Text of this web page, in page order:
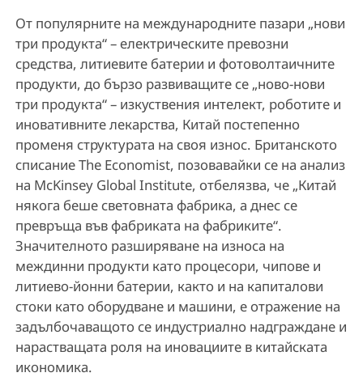
От популярните на международните пазари „нови
три продукта“ – електрическите превозни
средства, литиевите батерии и фотоволтаичните
продукти, до бързо развиващите се „ново-нови
три продукта“ – изкуствения интелект, роботите и
иновативните лекарства, Китай постепенно
променя структурата на своя износ. Британското
списание The Economist, позовавайки се на анализ
на McKinsey Global Institute, отбелязва, че „Китай
някога беше световната фабрика, а днес се
превръща във фабриката на фабриките“.
Значителното разширяване на износа на
междинни продукти като процесори, чипове и
литиево-йонни батерии, както и на капиталови
стоки като оборудване и машини, е отражение на
задълбочаващото се индустриално надграждане и
нарастващата роля на иновациите в китайската
икономика.